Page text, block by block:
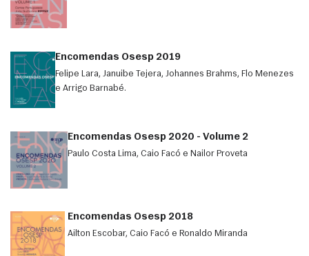
Encomendas Osesp 2019
Felipe Lara, Januibe Tejera, Johannes Brahms, Flo Menezes
e Arrigo Barnabé.
Encomendas Osesp 2020 - Volume 2
Paulo Costa Lima, Caio Facó e Nailor Proveta
Encomendas Osesp 2018
Ailton Escobar, Caio Facó e Ronaldo Miranda